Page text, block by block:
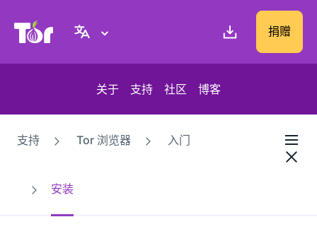
Tor Project 网站 捐赠
关于 支持 社区 博客
支持 Tor 浏览器 入门
安装